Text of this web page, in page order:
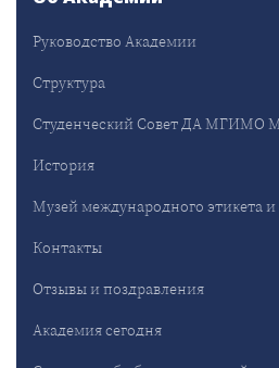
Руководство Академии
Структура
Студенческий Совет ДА
История
Музей международного этикета и
Контакты
Отзывы и поздравления
Академия сегодня